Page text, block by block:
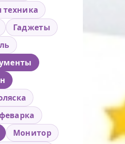
техника
Гаджеты
Монитор